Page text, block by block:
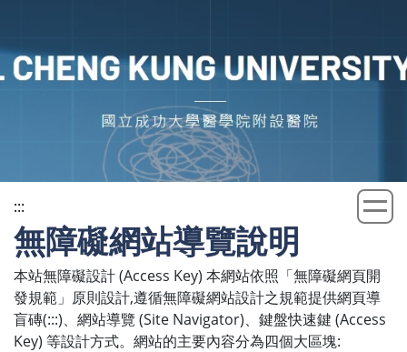
主
要
:::
無障礙網站導覽說明
本站無障礙設計 (Access Key) 本網站依照「無障礙網頁開
發規範」原則設計,遵循無障礙網站設計之規範提供網頁導
盲磚(:::)、網站導覽 (Site Navigator)、鍵盤快速鍵 (Access
Key) 等設計方式。網站的主要內容分為四個大區塊: